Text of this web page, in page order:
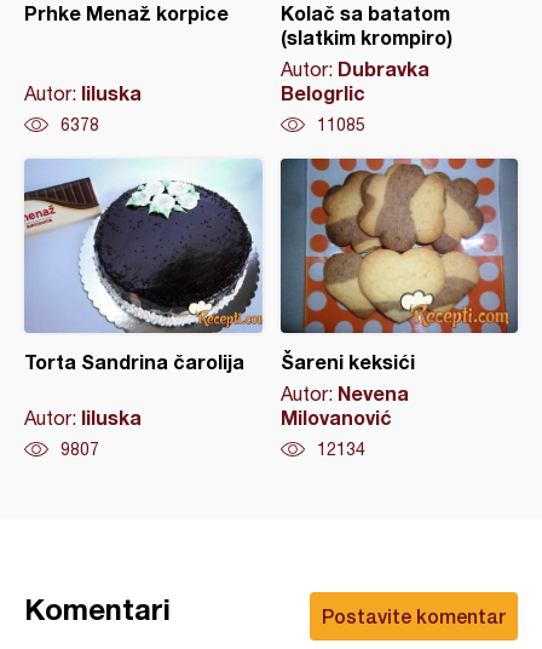
Prhke Menaž korpice
Autor: liluska
6378
Kolač sa batatom
(slatkim krompiro)
Autor: Dubravka
Belogrlic
11085
Torta Sandrina čarolija
Autor: liluska
9807
Šareni keksići
Autor: Nevena
Milovanović
12134
Postavite komentar
Komentari